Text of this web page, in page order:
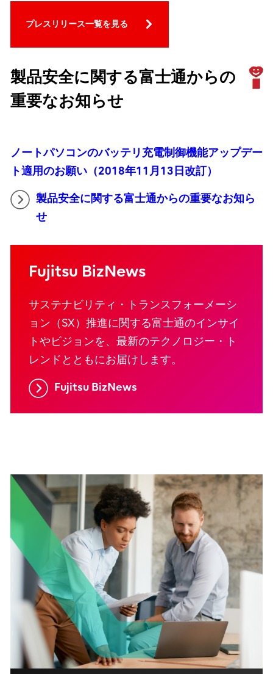
プレスリリース一覧を見る
製品安全に関する富士通からの
重要なお知らせ
ノートパソコンのバッテリ充電制御機能アップデー
ト適用のお願い（2018年11月13日改訂）
製品安全に関する富士通からの重要なお知ら
せ
Fujitsu BizNews
サステナビリティ・トランスフォーメーシ
ョン（SX）推進に関する富士通のインサイ
トやビジョンを、最新のテクノロジー・ト
レンドとともにお届けします。
Fujitsu BizNews